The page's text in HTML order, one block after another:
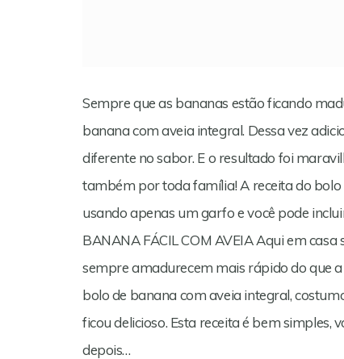
Sempre que as bananas estão ficando
banana com aveia integral. Dessa vez
diferente no sabor. E o resultado foi
também por toda família! A receita do
usando apenas um garfo e você pode
BANANA FÁCIL COM AVEIA Aqui em
sempre amadurecem mais rápido do que
bolo de banana com aveia integral,
ficou delicioso. Esta receita é bem simples,
depois…